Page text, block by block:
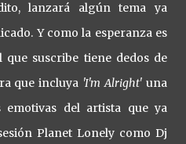
lanzará algún tema ya
Y como la esperanza es
suscribe tiene dedos de
que incluya 'I'm Alright' una
emotivas del artista que ya
Planet Lonely como Dj